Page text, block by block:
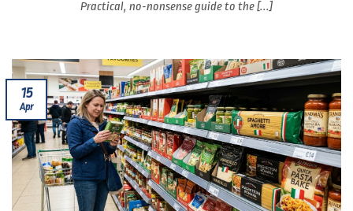
Practical, no-nonsense guide to the [...]
15
Apr